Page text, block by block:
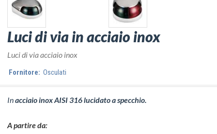
Luci di via in acciaio inox
Luci di via acciaio inox
Fornitore: Osculati
Inacciaio inox AISI 316 lucidato a specchio.
A partire da: